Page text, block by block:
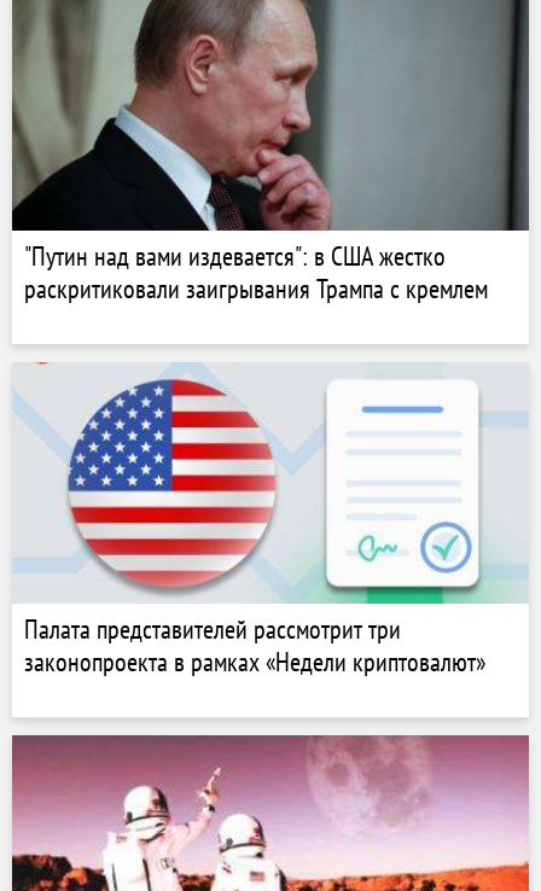
"Путин над вами издевается": в США жестко
раскритиковали заигрывания Трампа с кремлем
Палата представителей рассмотрит три
законопроекта в рамках «Недели криптовалют»